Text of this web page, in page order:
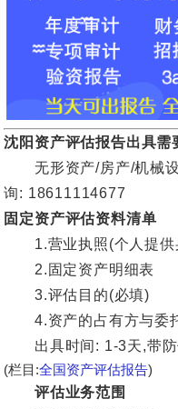
沈阳资产评估报告出具需
无形资产/房产/机械设
询: 18611114677
固定资产评估资料清单
1.营业执照(个人提供
2.固定资产明细表
3.评估目的(必填)
4.资产的占有方与委
出具时间: 1-3天,带防
(栏目:全国资产评估报告)
评估业务范围